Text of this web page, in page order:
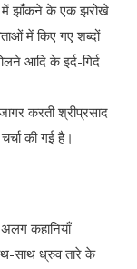
में झाँकने के एक झरोखे
में किए गए शब्दों
आदि के इर्द-गिर्द
करती श्रीप्रसाद
की गई है।
कहानियाँ
साथ ध्रुव तारे के